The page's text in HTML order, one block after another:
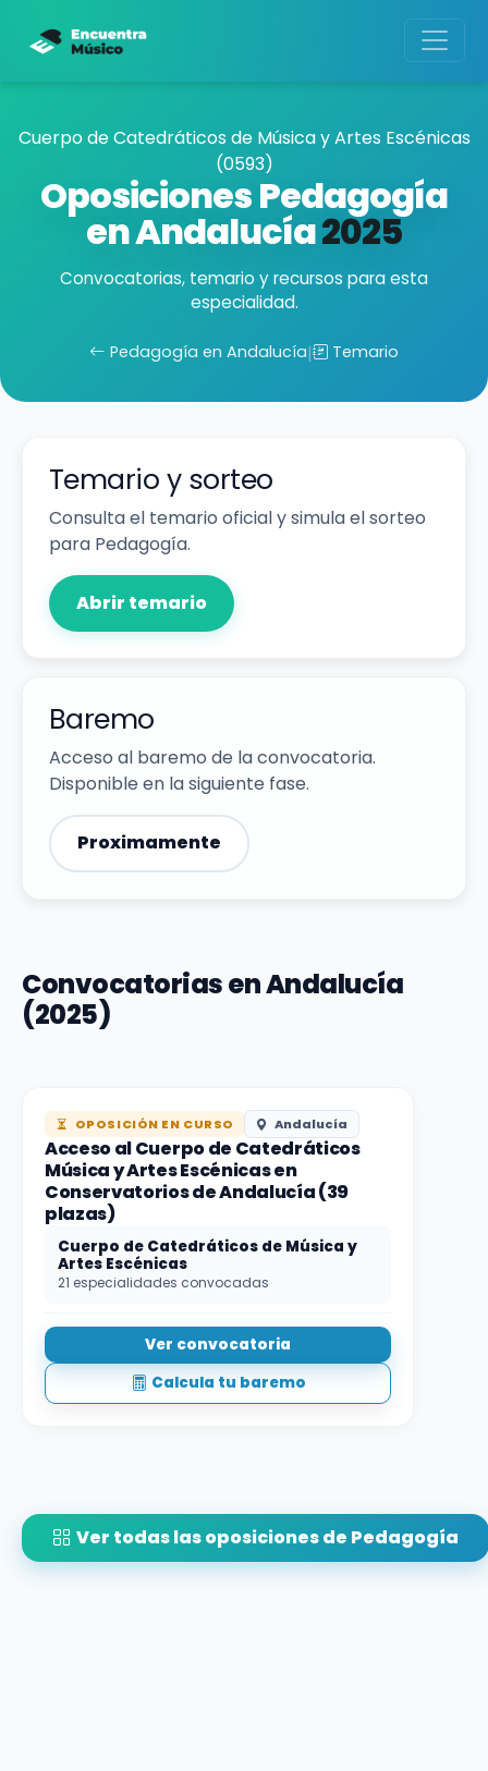
Cuerpo de Catedráticos de Música y Artes Escénicas
(0593)
Oposiciones Pedagogía
en Andalucía2025
Convocatorias, temario y recursos para esta
especialidad.
Pedagogía en Andalucía| Temario
Temario y sorteo
Consulta el temario oficial y simula el sorteo
para Pedagogía.
Abrir temario
Baremo
Acceso al baremo de la convocatoria.
Disponible en la siguiente fase.
Proximamente
Convocatorias en Andalucía
(2025)
OPOSICIÓN EN CURSO Andalucía
Acceso al Cuerpo de Catedráticos
Música y Artes Escénicas en
Conservatorios de Andalucía (39
plazas)
Cuerpo de Catedráticos de Música y
Artes Escénicas
21 especialidades convocadas
Ver convocatoria
Calcula tu baremo
Ver todas las oposiciones de Pedagogía